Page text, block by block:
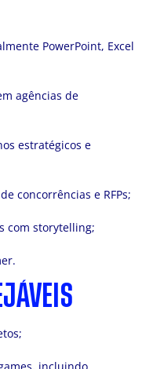
PowerPoint, Excel
agências de
estratégicos e
concorrências e RFPs;
com storytelling;